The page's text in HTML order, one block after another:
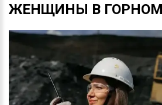
ЖЕНЩИНЫ В ГОРНОМ